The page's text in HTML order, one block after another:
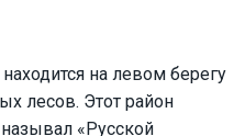
на левом берегу
лесов. Этот район
«Русской